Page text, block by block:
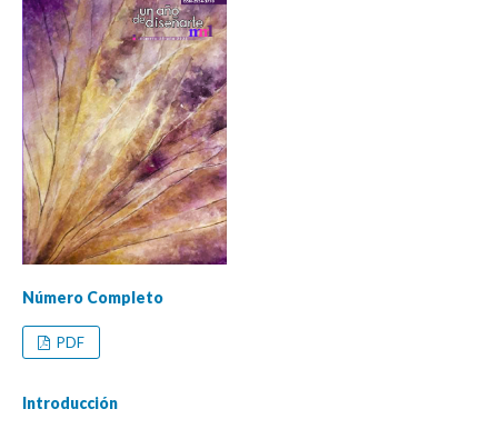
Número Completo
PDF
Introducción